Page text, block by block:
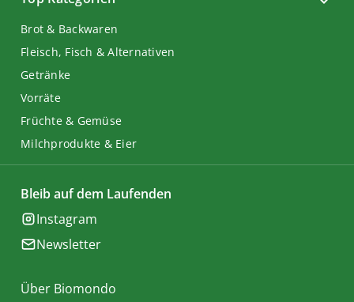
Brot & Backwaren
Fleisch, Fisch & Alternativen
Getränke
Vorräte
Früchte & Gemüse
Milchprodukte & Eier
Bleib auf dem Laufenden
Instagram
Newsletter
Über Biomondo